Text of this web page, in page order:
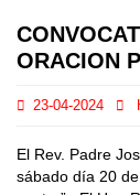
ORACION
23-04-2024
El Rev. Padre
sábado día 20